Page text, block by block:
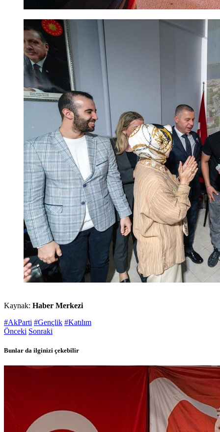
Kaynak: Haber Merkezi
#AkParti #Gençlik #Katılım
Önceki Sonraki
Bunlar da ilginizi çekebilir